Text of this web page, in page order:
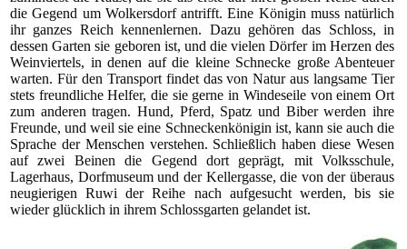
die Gegend um Wolkersdorf antrifft. Eine Königin muss natürlich
ihr ganzes Reich kennenlernen. Dazu gehören das Schloss, in
dessen Garten sie geboren ist, und die vielen Dörfer im Herzen des
Weinviertels, in denen auf die kleine Schnecke große Abenteuer
warten. Für den Transport findet das von Natur aus langsame Tier
stets freundliche Helfer, die sie gerne in Windeseile von einem Ort
zum anderen tragen. Hund, Pferd, Spatz und Biber werden ihre
Freunde, und weil sie eine Schneckenkönigin ist, kann sie auch die
Sprache der Menschen verstehen. Schließlich haben diese Wesen
auf zwei Beinen die Gegend dort geprägt, mit Volksschule,
Lagerhaus, Dorfmuseum und der Kellergasse, die von der überaus
neugierigen Ruwi der Reihe nach aufgesucht werden, bis sie
wieder glücklich in ihrem Schlossgarten gelandet ist.